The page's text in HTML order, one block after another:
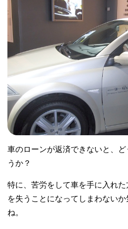
車のローンが返済できないと、
うか？
特に、苦労をして車を手に入れ
を失うことになってしまわない
ね。